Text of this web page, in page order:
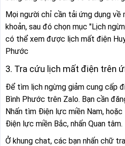
Mọi người chỉ cần tải ứng dụng về
khoản, sau đó chọn mục "Lịch
có thể xem được lịch mất điện
Phước
3. Tra cứu lịch mất điện trên
Để tìm lịch ngừng giảm cung cấp
Bình Phước trên Zalo. Bạn cần
Nhấn tìm Điện lực miền Nam,
Điện lực miền Bắc, nhấn Quan tâm.
Ở khung chat, các bạn nhấn chữ